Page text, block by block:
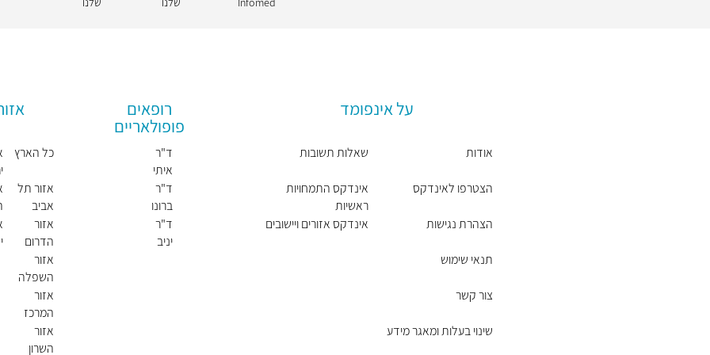
על אינפומד
אודות
הצטרפו לאינדקס
הצהרת נגישות
תנאי שימוש
צור קשר
שינוי בעלות ומאגר מידע
שאלות תשובות
אינדקס התמחויות
ראשיות
אינדקס אזורים ויישובים
רופאים
פופולאריים
ד"ר
איתי
זאבי
ד"ר
ברונו
קריינר
ד"ר
יניב
כל הארץ
אזור תל
אביב
אזור
הדרום
אזור
השפלה
אזור
המרכז
אזור
השרון